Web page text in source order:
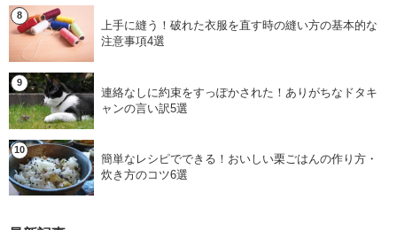
上手に縫う！破れた衣服を直す時の縫い方の基本的な
注意事項4選
連絡なしに約束をすっぽかされた！ありがちなドタキ
ャンの言い訳5選
簡単なレシピでできる！おいしい栗ごはんの作り方・
炊き方のコツ6選